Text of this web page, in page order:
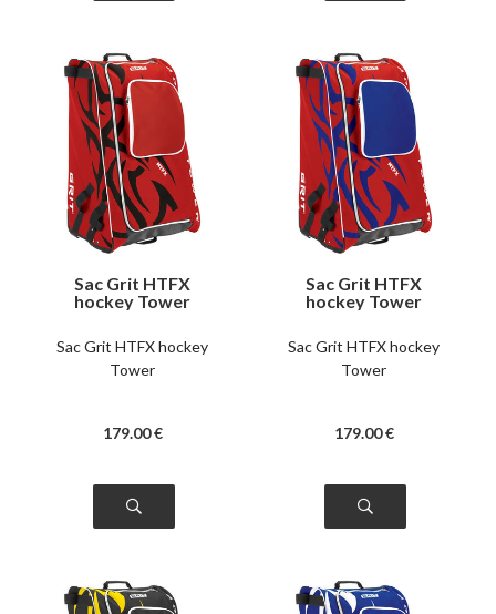
Sac Grit HTFX
hockey Tower
Sac Grit HTFX hockey
Tower
179.00 €
Sac Grit HTFX
hockey Tower
Sac Grit HTFX hockey
Tower
179.00 €